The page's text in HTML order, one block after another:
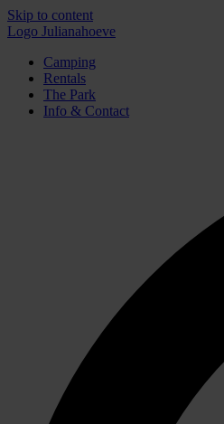
Skip to content
Logo Julianahoeve
Camping
Rentals
The Park
Info & Contact